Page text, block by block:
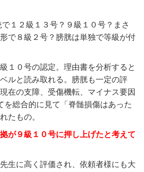
１２級１３号？９級１０号？まさ
で８級２号？膀胱は単独で等級が付
１０号の認定。理由書を分析すると
ルと読み取れる。膀胱も一定の評
在の支障、受傷機転、マイナス要因
を総合的に見て「脊髄損傷はあった
たもの。
が９級１０号に押し上げたと考えて
生に高く評価され、依頼者様にも大